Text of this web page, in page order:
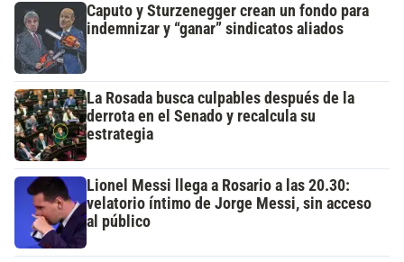
Caputo y Sturzenegger crean un fondo para
indemnizar y “ganar” sindicatos aliados
La Rosada busca culpables después de la
derrota en el Senado y recalcula su
estrategia
Lionel Messi llega a Rosario a las 20.30:
velatorio íntimo de Jorge Messi, sin acceso
al público